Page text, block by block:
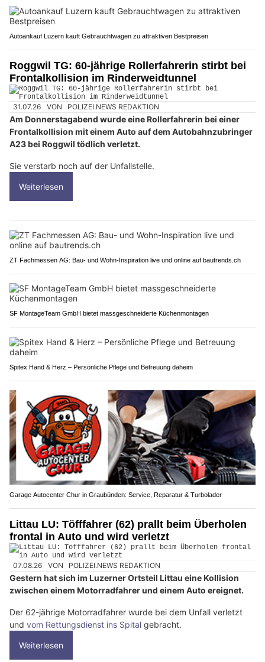
Autoankauf Luzern kauft Gebrauchtwagen zu attraktiven Bestpreisen
Roggwil TG: 60-jährige Rollerfahrerin stirbt bei
Frontalkollision im Rinderweidtunnel
31.07.26 VON POLIZEI.NEWS REDAKTION
Am Donnerstagabend wurde eine Rollerfahrerin bei einer
Frontalkollision mit einem Auto auf dem Autobahnzubringer
A23 bei Roggwil tödlich verletzt.
Sie verstarb noch auf der Unfallstelle.
Weiterlesen
ZT Fachmessen AG: Bau- und Wohn-Inspiration live und online auf bautrends.ch
SF MontageTeam GmbH bietet massgeschneiderte Küchenmontagen
Spitex Hand & Herz – Persönliche Pflege und Betreuung daheim
Garage Autocenter Chur in Graubünden: Service, Reparatur & Turbolader
Littau LU: Töfffahrer (62) prallt beim Überholen
frontal in Auto und wird verletzt
07.08.26 VON POLIZEI.NEWS REDAKTION
Gestern hat sich im Luzerner Ortsteil Littau eine Kollision
zwischen einem Motorradfahrer und einem Auto ereignet.
Der 62-jährige Motorradfahrer wurde bei dem Unfall verletzt
und vom Rettungsdienst ins Spital gebracht.
Weiterlesen